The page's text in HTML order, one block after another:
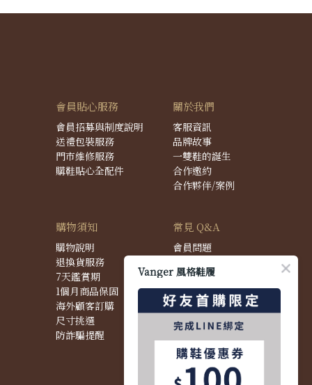
會員貼心服務
會員招募與制度說明
送禮包裝服務
門市維修服務
購鞋貼心全配件
關於我們
客服資訊
品牌故事
一雙鞋的誕生
合作邀約
合作夥伴/案例
購物須知
購物說明
退換貨服務
7天鑑賞期
1個月商品保固
海外顧客訂購
尺寸挑選
防詐騙提醒
常見 Q&A
會員問題
配送問題
退換貨問題
商品問題
Vanger 風格鞋履